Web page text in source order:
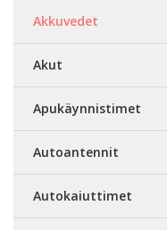
Akkuvedet
Akut
Apukäynnistimet
Autoantennit
Autokaiuttimet